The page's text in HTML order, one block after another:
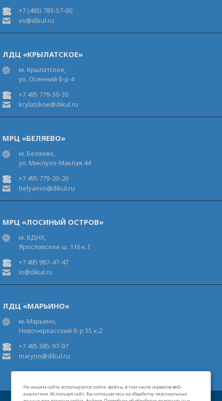
На нашем сайте используются cookie–файлы, в том числе сервисов веб–
аналитики. Используя сайт, Вы соглашаетесь на обработку персональных
+7 (495) 783-57-00
vs@dikul.ru
ЛДЦ «КРЫЛАТСКОЕ»
м. Крылатское,
ул. Осенний б-р 4
+7 495 779-30-30
krylatskoe@dikul.ru
МРЦ «БЕЛЯЕВО»
м. Беляево,
ул. Миклухо-Маклая 44
+7 495 779-20-20
belyaevo@dikul.ru
МРЦ «ЛОСИНЫЙ ОСТРОВ»
м. ВДНХ,
Ярославское ш. 116 к.1
+7 495 987-47-47
lo@dikul.ru
ЛДЦ «МАРЬИНО»
м. Марьино,
Новочеркасский б-р 55 к.2
+7 495 385-97-97
maryno@dikul.ru